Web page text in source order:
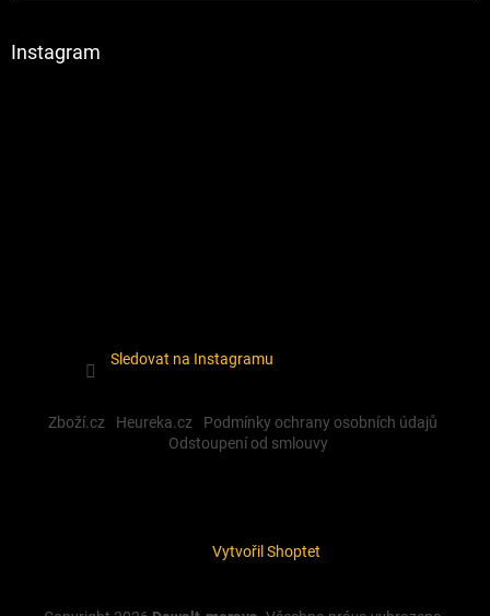
Instagram
Sledovat na Instagramu
Zboží.cz Heureka.cz
Podmínky ochrany osobních údajů
Odstoupení od smlouvy
Vytvořil Shoptet